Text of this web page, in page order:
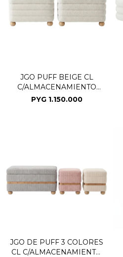
JGO PUFF BEIGE CL
C/ALMACENAMIENTO
2PZAS
PYG 1.150.000
JGO DE PUFF 3 COLORES
CL C/ALMACENAMIENTO